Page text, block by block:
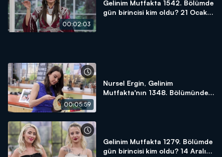
00:02:03
Gelinim Mutfakta 1542. Bölümde
gün birincisi kim oldu? 21 Ocak
00:05:59
Nursel Ergin, Gelinim
Mutfakta'nın 1348. Bölümünde
Gelinim Mutfakta 1279. Bölümde
gün birincisi kim oldu? 14 Aralık